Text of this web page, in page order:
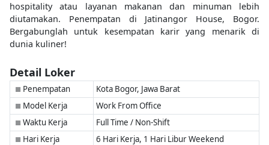
hospitality atau layanan makanan dan minuman lebih
diutamakan. Penempatan di Jatinangor House, Bogor.
Bergabunglah untuk kesempatan karir yang menarik di
dunia kuliner!
Detail Loker
■ Penempatan Kota Bogor, Jawa Barat
■ Model Kerja Work From Office
■ Waktu Kerja Full Time / Non-Shift
■ Hari Kerja 6 Hari Kerja, 1 Hari Libur Weekend